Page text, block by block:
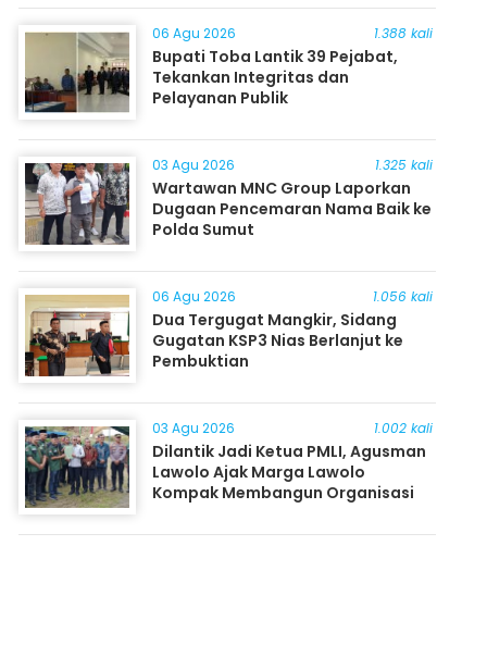
06 Agu 2026 1.388 kali
Bupati Toba Lantik 39 Pejabat,
Tekankan Integritas dan
Pelayanan Publik
03 Agu 2026 1.325 kali
Wartawan MNC Group Laporkan
Dugaan Pencemaran Nama Baik ke
Polda Sumut
06 Agu 2026 1.056 kali
Dua Tergugat Mangkir, Sidang
Gugatan KSP3 Nias Berlanjut ke
Pembuktian
03 Agu 2026 1.002 kali
Dilantik Jadi Ketua PMLI, Agusman
Lawolo Ajak Marga Lawolo
Kompak Membangun Organisasi